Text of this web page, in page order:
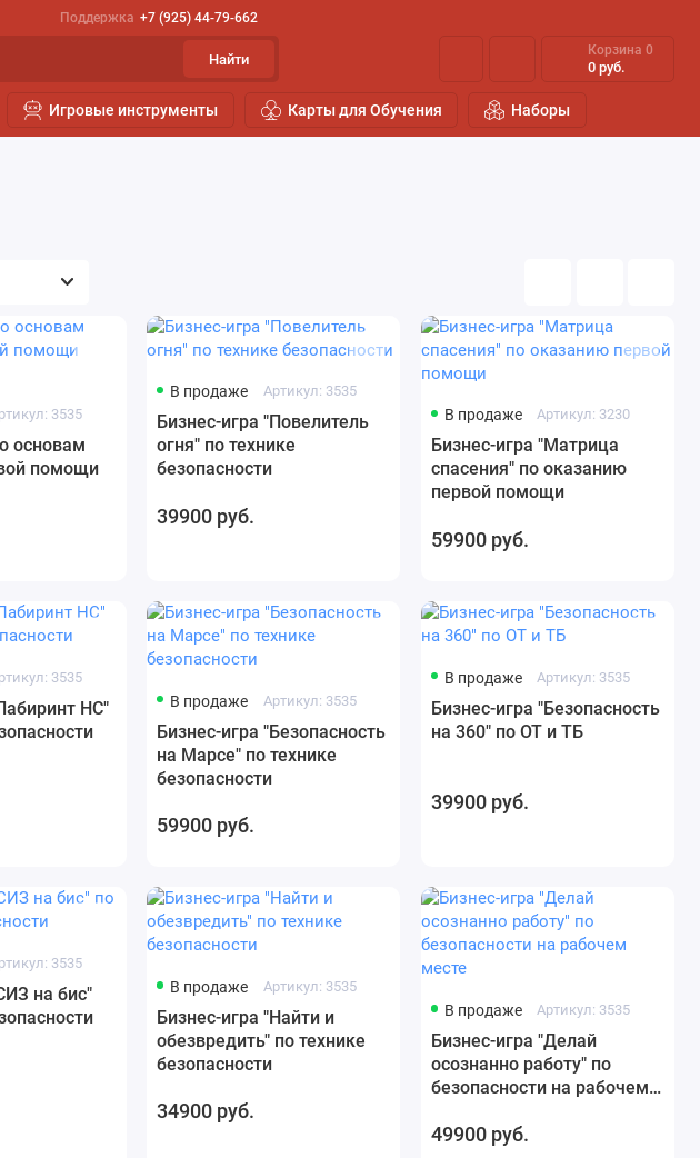
Поддержка +7 (925) 44-79-662
Найти
Корзина 0
0 руб.
Игровые инструменты Карты для Обучения Наборы
3535
основам
помощи
В продаже Артикул: 3535
Бизнес-игра "Повелитель
огня" по технике
безопасности
39900 руб.
В продаже Артикул: 3230
Бизнес-игра "Матрица
спасения" по оказанию
первой помощи
59900 руб.
3535
НС"
В продаже Артикул: 3535
Бизнес-игра "Безопасность
на Марсе" по технике
безопасности
59900 руб.
В продаже Артикул: 3535
Бизнес-игра "Безопасность
на 360" по ОТ и ТБ
39900 руб.
3535
на бис"
В продаже Артикул: 3535
Бизнес-игра "Найти и
обезвредить" по технике
безопасности
34900 руб.
В продаже Артикул: 3535
Бизнес-игра "Делай
осознанно работу" по
безопасности на рабочем
49900 руб.